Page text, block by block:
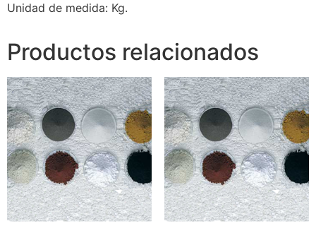
Unidad de medida: Kg.
Productos relacionados